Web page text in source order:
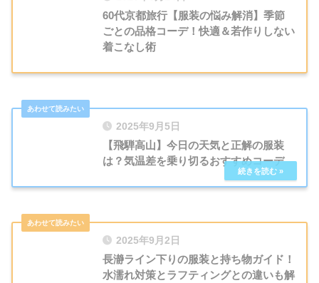
60代京都旅行【服装の悩み解消】季節
ごとの品格コーデ！快適＆若作りしない
着こなし術
2025年9月5日
【飛騨高山】今日の天気と正解の服装
は？気温差を乗り切るおすすめコーデ
2025年9月2日
長瀞ライン下りの服装と持ち物ガイド！
水濡れ対策とラフティングとの違いも解